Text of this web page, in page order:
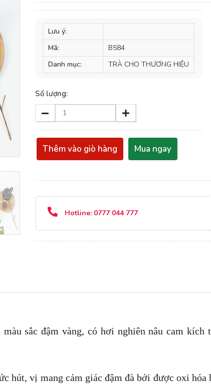
Lưu ý:
Mã:
B584
Danh mục:
TRÀ CHO THƯƠNG HIỆU
Số lượng:
Thêm vào giò hàng Mua ngay
Hotline: 0777 044 777
sắc đậm vàng, có hơi nghiên nâu cam kích
hút, vị mang cảm giác đậm đà bởi được oxi hóa